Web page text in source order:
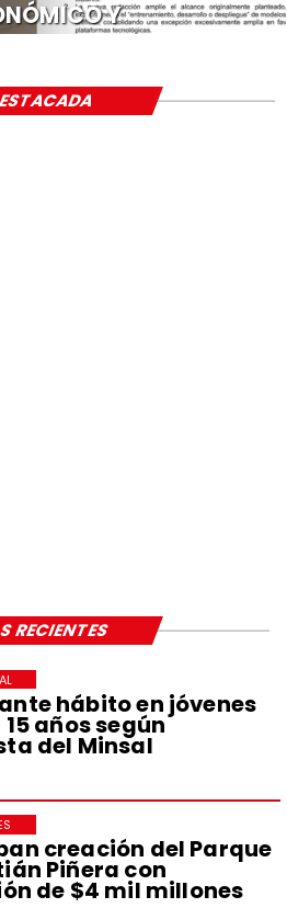
Y
hábito en jóvenes
15 años según
del Minsal
creación del Parque
Piñera con
de $4 mil millones
RECIENTES